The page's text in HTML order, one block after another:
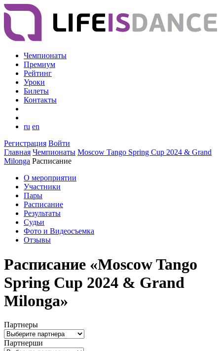
Чемпионаты
Премиум
Рейтинг
Уроки
Билеты
Контакты
ru en
Регистрация Войти
Главная Чемпионаты Moscow Tango Spring Cup 2024 & Grand
Milonga Расписание
О мероприятии
Участники
Пары
Расписание
Результаты
Судьи
Фото и Видеосъемка
Отзывы
Расписание «Moscow Tango
Spring Cup 2024 & Grand
Milonga»
Партнеры
Партнерши